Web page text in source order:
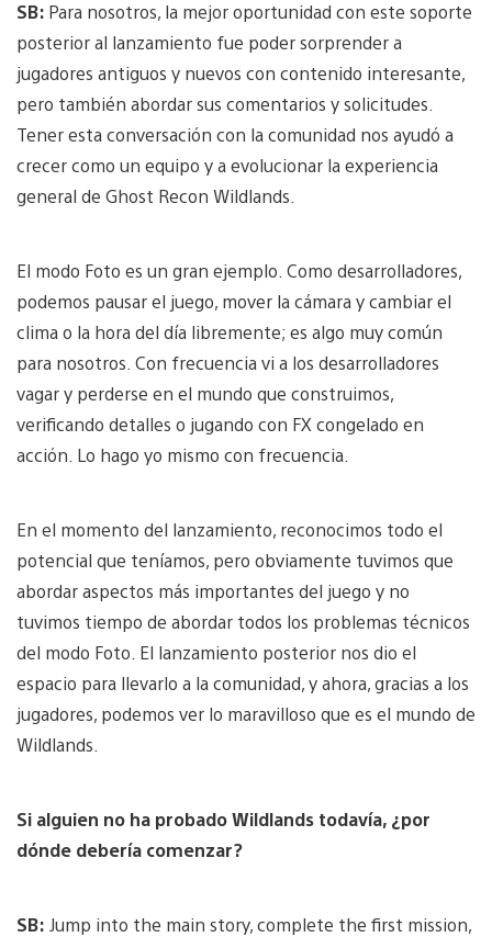
SB: Para nosotros, la mejor oportunidad con este soporte
posterior al lanzamiento fue poder sorprender a
jugadores antiguos y nuevos con contenido interesante,
pero también abordar sus comentarios y solicitudes.
Tener esta conversación con la comunidad nos ayudó a
crecer como un equipo y a evolucionar la experiencia
general de Ghost Recon Wildlands.
El modo Foto es un gran ejemplo. Como desarrolladores,
podemos pausar el juego, mover la cámara y cambiar el
clima o la hora del día libremente; es algo muy común
para nosotros. Con frecuencia vi a los desarrolladores
vagar y perderse en el mundo que construimos,
verificando detalles o jugando con FX congelado en
acción. Lo hago yo mismo con frecuencia.
En el momento del lanzamiento, reconocimos todo el
potencial que teníamos, pero obviamente tuvimos que
abordar aspectos más importantes del juego y no
tuvimos tiempo de abordar todos los problemas técnicos
del modo Foto. El lanzamiento posterior nos dio el
espacio para llevarlo a la comunidad, y ahora, gracias a los
jugadores, podemos ver lo maravilloso que es el mundo de
Wildlands.
Si alguien no ha probado Wildlands todavía, ¿por
dónde debería comenzar?
SB: Jump into the main story, complete the first mission,